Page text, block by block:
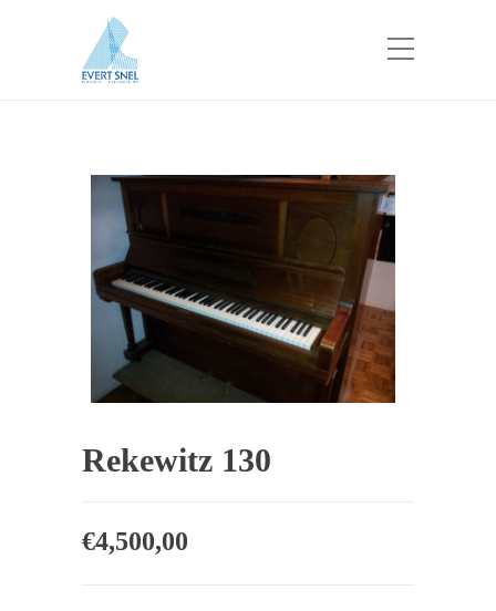
Rekewitz 130
€4,500,00